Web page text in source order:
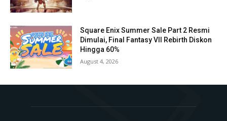
Square Enix Summer Sale Part 2 Resmi
Dimulai, Final Fantasy VII Rebirth Diskon
Hingga 60%
August 4, 2026